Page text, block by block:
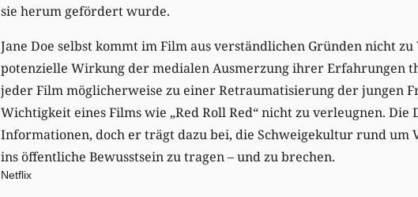
sie herum gefördert wurde.
Jane Doe selbst kommt im Film aus verständlichen Gründen nicht
potenzielle Wirkung der medialen Ausmerzung ihrer Erfahrungen
jeder Film möglicherweise zu einer Retraumatisierung der jungen
Wichtigkeit eines Films wie „Red Roll Red“ nicht zu verleugnen.
Informationen, doch er trägt dazu bei, die Schweigekultur rund um
ins öffentliche Bewusstsein zu tragen – und zu brechen.
Netflix